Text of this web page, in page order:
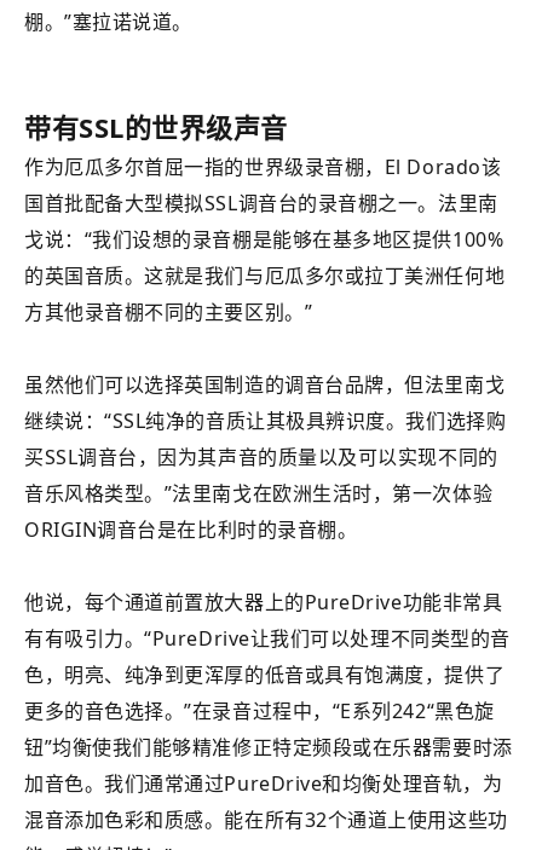
棚。”塞拉诺说道。
带有SSL的世界级声音
作为厄瓜多尔首屈一指的世界级录音棚，El Dorado该
国首批配备大型模拟SSL调音台的录音棚之一。法里南
戈说：“我们设想的录音棚是能够在基多地区提供100%
的英国音质。这就是我们与厄瓜多尔或拉丁美洲任何地
方其他录音棚不同的主要区别。 ”
虽然他们可以选择英国制造的调音台品牌，但法里南戈
继续说：“SSL纯净的音质让其极具辨识度。我们选择购
买SSL调音台，因为其声音的质量以及可以实现不同的
音乐风格类型。”法里南戈在欧洲生活时，第一次体验
ORIGIN调音台是在比利时的录音棚。
他说，每个通道前置放大器上的PureDrive功能非常具
有有吸引力。“PureDrive让我们可以处理不同类型的音
色，明亮、纯净到更浑厚的低音或具有饱满度，提供了
更多的音色选择。”在录音过程中，“E系列242“黑色旋
钮”均衡使我们能够精准修正特定频段或在乐器需要时添
加音色。我们通常通过PureDrive和均衡处理音轨，为
混音添加色彩和质感。能在所有32个通道上使用这些功